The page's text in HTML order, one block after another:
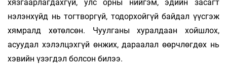
хязгаарлагдахгүй, улс орны нийгэм, эдийн засагт
нэлэнхүйд нь тогтворгүй, тодорхойгүй байдал үүсгэж
хямралд хөтөлсөн. Чуулганы хуралдаан хойшлох,
асуудал хэлэлцэхгүй өнжих, дараалал өөрчлөгдөх нь
хэвийн үзэгдэл болсон билээ.